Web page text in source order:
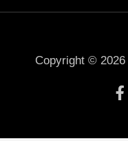
Copyright © 2026